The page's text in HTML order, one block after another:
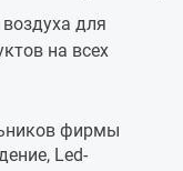
для
на всех
фирмы
Led-